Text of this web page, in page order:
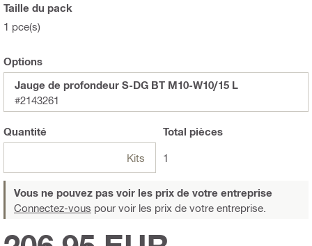
Taille du pack
1 pce(s)
Options
Jauge de profondeur S-DG BT M10-W10/15 L
#2143261
Quantité
Kits
Total pièces
1
Vous ne pouvez pas voir les prix de votre entreprise
Connectez-vous pour voir les prix de votre entreprise.